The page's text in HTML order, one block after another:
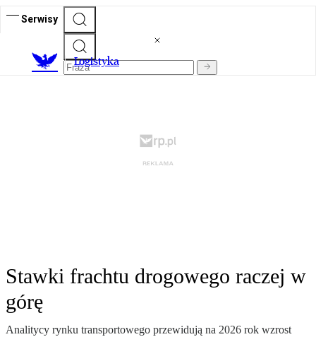
Serwisy
Logistyka
Stawki frachtu drogowego raczej w
górę
Analitycy rynku transportowego przewidują na 2026 rok wzrost